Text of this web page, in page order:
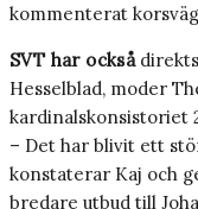
kommenterat
SVT har också
Hesselblad, moder
kardinalskonsistoriet
– Det har blivit ett
konstaterar Kaj och
bredare utbud till